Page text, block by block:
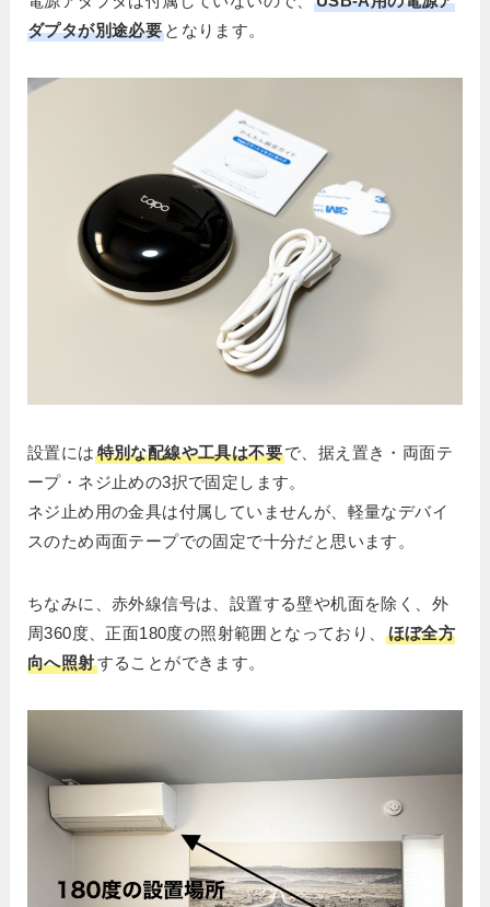
ダプタが別途必要 となります。
設置には 特別な配線や工具は不要で、据え置き・両面テ
ープ・ネジ止めの3択で固定します。
ネジ止め用の金具は付属していませんが、軽量なデバイ
スのため両面テープでの固定で十分だと思います。
ちなみに、赤外線信号は、設置する壁や机面を除く、外
周360度、正面180度の照射範囲となっており、
ほぼ全方
向へ照射することができます。